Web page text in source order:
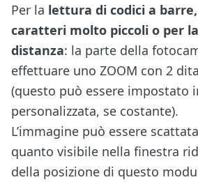
Per la lettura di codici a
caratteri molto piccoli o per
distanza: la parte della
effettuare uno ZOOM con 2
(questo può essere impostato
personalizzata, se costante).
L’immagine può essere
quanto visibile nella finestra
della posizione di questo